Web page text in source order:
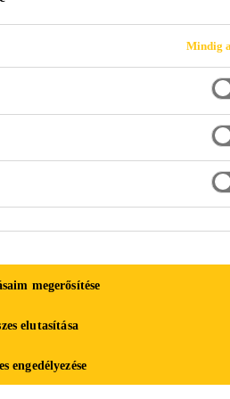
építőelemek
fa és
un. HPL (magas
Mindig
megerősítése
elutasítása
engedélyezése